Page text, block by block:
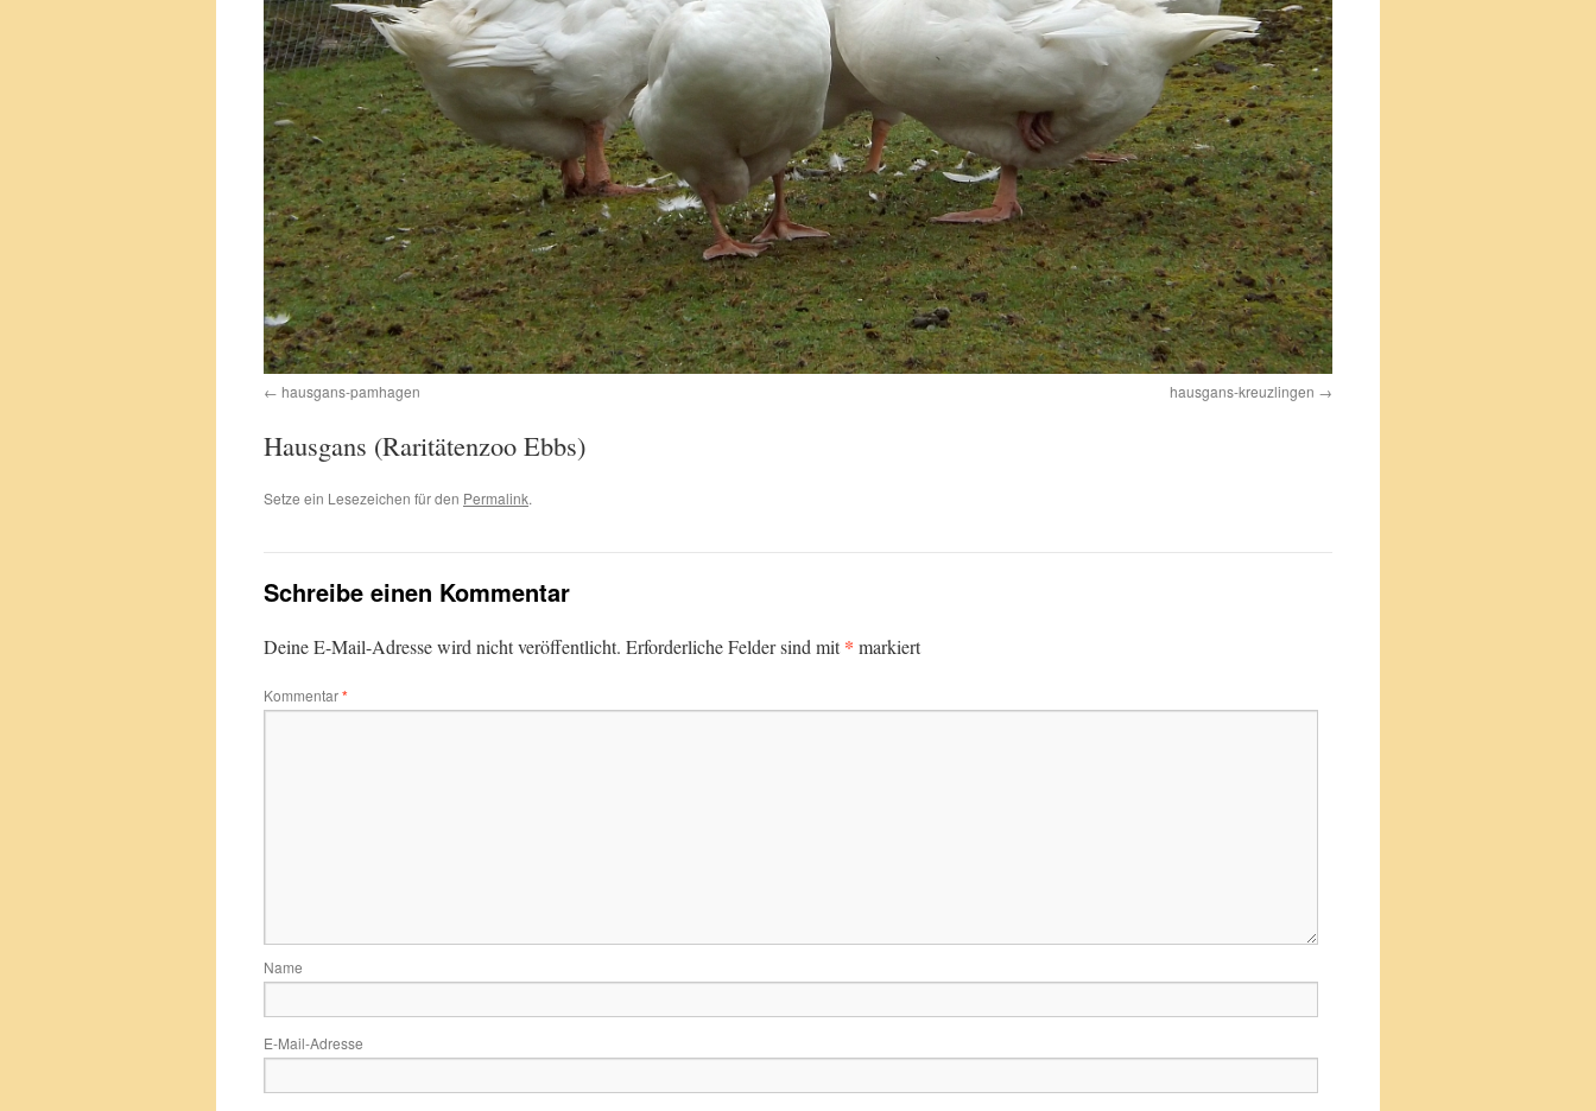
hausgans-pamhagen hausgans-kreuzlingen
Hausgans (Raritätenzoo Ebbs)
Setze ein Lesezeichen für den Permalink.
Schreibe einen Kommentar
Deine E-Mail-Adresse wird nicht veröffentlicht. Erforderliche Felder sind mit* markiert
Kommentar*
Name
E-Mail-Adresse